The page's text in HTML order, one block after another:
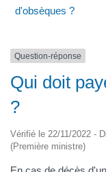
d'obsèques ?
Question-réponse
Qui doit
?
Vérifié le 22/11/2022 -
(Première ministre)